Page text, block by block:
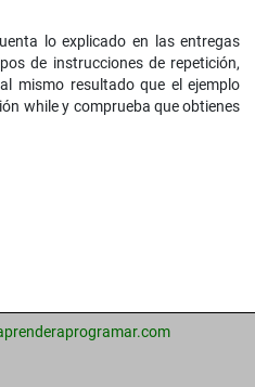
lo explicado en las entregas
de instrucciones de repetición,
mismo resultado que el ejemplo
while y comprueba que obtienes